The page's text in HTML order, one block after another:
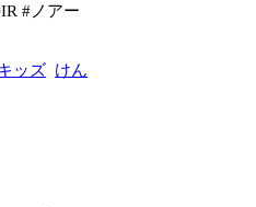
#ノアー
ッズ けん